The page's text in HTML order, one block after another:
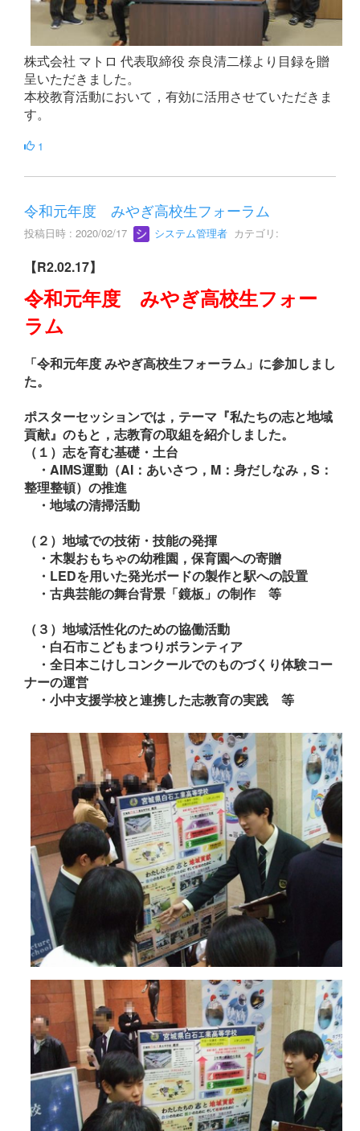
株式会社 マトロ 代表取締役 奈良清二様より目録を贈
呈いただきました。
本校教育活動において，有効に活用させていただきま
す。
1
令和元年度 みやぎ高校生フォーラム
投稿日時 : 2020/02/17 システム管理者 カテゴリ:
【R2.02.17】
令和元年度 みやぎ高校生フォー
ラム
「令和元年度 みやぎ高校生フォーラム」に参加しまし
た。
ポスターセッションでは，テーマ『私たちの志と地域
貢献』のもと，志教育の取組を紹介しました。
（１）志を育む基礎・土台
・AIMS運動（AI：あいさつ，M：身だしなみ，S：
整理整頓）の推進
・地域の清掃活動
（２）地域での技術・技能の発揮
・木製おもちゃの幼稚園，保育園への寄贈
・LEDを用いた発光ボードの製作と駅への設置
・古典芸能の舞台背景「鏡板」の制作 等
（３）地域活性化のための協働活動
・白石市こどもまつりボランティア
・全日本こけしコンクールでのものづくり体験コー
ナーの運営
・小中支援学校と連携した志教育の実践 等